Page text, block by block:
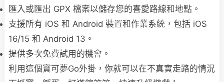
匯入或匯出 GPX 檔案以儲存您的喜愛路線和地點。
支援所有 iOS 和 Android 裝置和作業系統，包括 iOS
16/15 和 Android 13。
提供多次免費試用的機會。
利用這個寶可夢Go外掛，你就可以在不真實走路的情況